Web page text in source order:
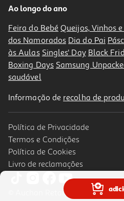
0.85 €/Lt
1,28 €
+0,10 € Depósito
-21%
Refrigerante C/gás Sumol Laranja
Ao longo do ano
Feira do Bebé Queijos, Vinhos
dos Namorados Dia do Pai
às Aulas Singles' Day Black
Boxing Days Samsung
saudável
Informação de recolha de
Política de Privacidade
Termos e Condições
Política de Cookies
Livro de reclamações
© Auchan Retail Portugal